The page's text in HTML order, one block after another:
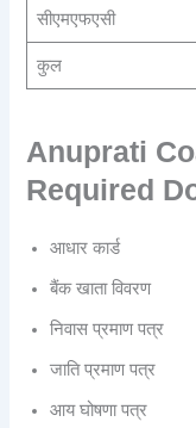
सीएमएफएसी
कुल
Anuprati
Required
आधार कार्ड
बैंक खाता विवरण
निवास प्रमाण पत्र
जाति प्रमाण पत्र
आय घोषणा पत्र